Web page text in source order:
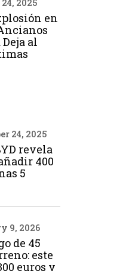
2025
en
al
24, 2025
revela
400
5
9, 2026
de 45
este
euros y